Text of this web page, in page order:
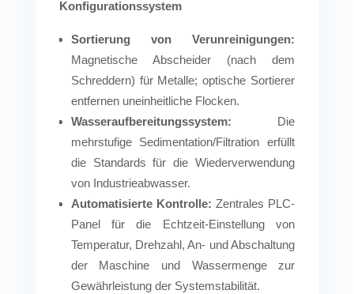
Schwimmer-Senker-
Tank
von Flocken und
Sedimenten
(Metalle/Schlamm);
optionale Luftumwälzung.
Heißwaschbehälter
Heißes Wasser +
Reinigungsmittel lösen
Hochgeschwindigkeits-
Entwässerungszentrifuge
Feuchtigkeitsgehalt).
Konfigurationssystem
Sortierung von Verunreinigungen:
Magnetische Abscheider (nach dem
Schreddern) für Metalle; optische Sortierer
entfernen uneinheitliche Flocken.
Wasseraufbereitungssystem:
Die
mehrstufige Sedimentation/Filtration erfüllt
die Standards für die Wiederverwendung
von Industrieabwasser.
Automatisierte Kontrolle:Zentrales PLC-
Panel für die Echtzeit-Einstellung von
Temperatur, Drehzahl, An- und Abschaltung
der Maschine und Wassermenge zur
Gewährleistung der Systemstabilität.